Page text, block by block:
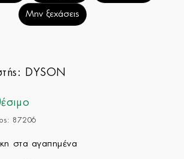
Μην ξεχάσεις
DYSON
87206
στα αγαπημένα